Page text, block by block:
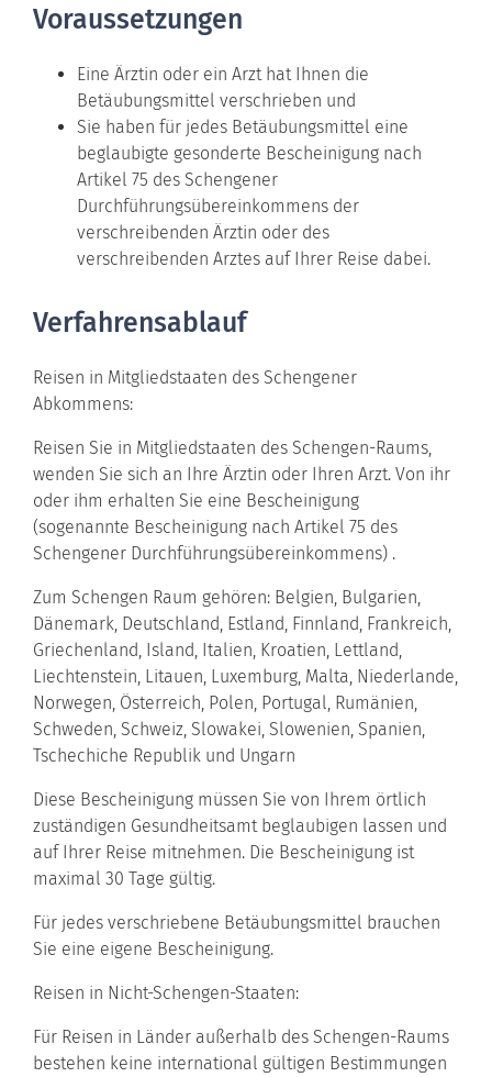
Voraussetzungen
Eine Ärztin oder ein Arzt hat Ihnen die
Betäubungsmittel verschrieben und
Sie haben für jedes Betäubungsmittel eine
beglaubigte gesonderte Bescheinigung nach
Artikel 75 des Schengener
Durchführungsübereinkommens der
verschreibenden Ärztin oder des
verschreibenden Arztes auf Ihrer Reise dabei.
Verfahrensablauf
Reisen in Mitgliedstaaten des Schengener
Abkommens:
Reisen Sie in Mitgliedstaaten des Schengen-Raums,
wenden Sie sich an Ihre Ärztin oder Ihren Arzt. Von ihr
oder ihm erhalten Sie eine Bescheinigung
(sogenannte Bescheinigung nach Artikel 75 des
Schengener Durchführungsübereinkommens) .
Zum Schengen Raum gehören: Belgien, Bulgarien,
Dänemark, Deutschland, Estland, Finnland, Frankreich,
Griechenland, Island, Italien, Kroatien, Lettland,
Liechtenstein, Litauen, Luxemburg, Malta, Niederlande,
Norwegen, Österreich, Polen, Portugal, Rumänien,
Schweden, Schweiz, Slowakei, Slowenien, Spanien,
Tschechiche Republik und Ungarn
Diese Bescheinigung müssen Sie von Ihrem örtlich
zuständigen Gesundheitsamt beglaubigen lassen und
auf Ihrer Reise mitnehmen. Die Bescheinigung ist
maximal 30 Tage gültig.
Für jedes verschriebene Betäubungsmittel brauchen
Sie eine eigene Bescheinigung.
Reisen in Nicht-Schengen-Staaten:
Für Reisen in Länder außerhalb des Schengen-Raums
bestehen keine international gültigen Bestimmungen